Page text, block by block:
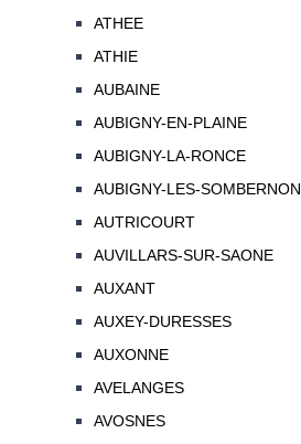
ATHEE
ATHIE
AUBAINE
AUBIGNY-EN-PLAINE
AUBIGNY-LA-RONCE
AUBIGNY-LES-SOMBERNON
AUTRICOURT
AUVILLARS-SUR-SAONE
AUXANT
AUXEY-DURESSES
AUXONNE
AVELANGES
AVOSNES